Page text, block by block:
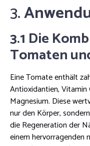
3.
3.1 Die
Tomaten
Eine Tomate enthält
Antioxidantien, Vitamin
Magnesium. Diese
nur den Körper,
die Regeneration der
einem hervorragenden